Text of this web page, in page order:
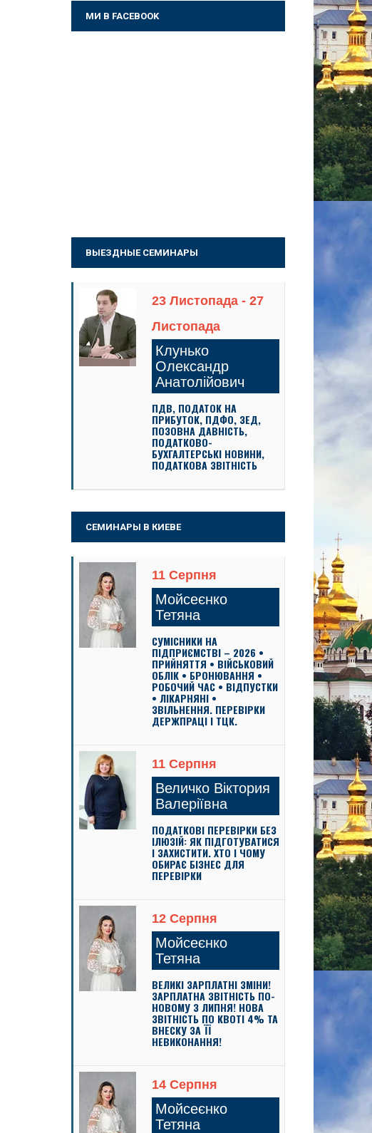
МИ В FACEBOOK
ВЫЕЗДНЫЕ СЕМИНАРЫ
23 Листопада - 27
Листопада
Клунько
Олександр
Анатолійович
ПДВ, ПОДАТОК НА
ПРИБУТОК, ПДФО, ЗЕД,
ПОЗОВНА ДАВНІСТЬ,
ПОДАТКОВО-
БУХГАЛТЕРСЬКІ НОВИНИ,
ПОДАТКОВА ЗВІТНІСТЬ
СЕМИНАРЫ В КИЕВЕ
11 Серпня
Мойсеєнко
Тетяна
СУМІСНИКИ НА
ПІДПРИЄМСТВІ – 2026 •
ПРИЙНЯТТЯ • ВІЙСЬКОВИЙ
ОБЛІК • БРОНЮВАННЯ •
РОБОЧИЙ ЧАС • ВІДПУСТКИ
• ЛІКАРНЯНІ •
ЗВІЛЬНЕННЯ. ПЕРЕВІРКИ
ДЕРЖПРАЦІ І ТЦК.
11 Серпня
Величко Віктория
Валеріївна
ПОДАТКОВІ ПЕРЕВІРКИ БЕЗ
ІЛЮЗІЙ: ЯК ПІДГОТУВАТИСЯ
І ЗАХИСТИТИ. ХТО І ЧОМУ
ОБИРАЄ БІЗНЕС ДЛЯ
ПЕРЕВІРКИ
12 Серпня
Мойсеєнко
Тетяна
ВЕЛИКІ ЗАРПЛАТНІ ЗМІНИ!
ЗАРПЛАТНА ЗВІТНІСТЬ ПО-
НОВОМУ З ЛИПНЯ! НОВА
ЗВІТНІСТЬ ПО КВОТІ 4% ТА
ВНЕСКУ ЗА ЇЇ
НЕВИКОНАННЯ!
14 Серпня
Мойсеєнко
Тетяна